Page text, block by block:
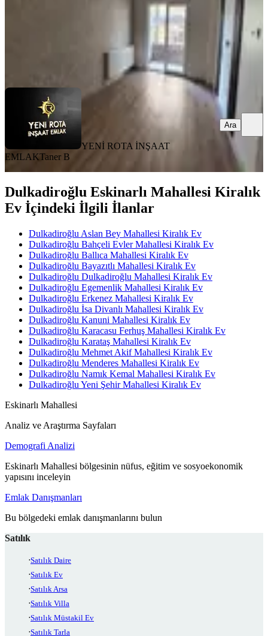
YENİ ROTA İNŞAAT EMLAKTaner B
YENİ ROTA İNŞAAT
EMLAKTaner B
Ara
Dulkadiroğlu Eskinarlı Mahallesi Kiralık
Ev İçindeki İlgili İlanlar
Dulkadiroğlu Aslan Bey Mahallesi Kiralık Ev
Dulkadiroğlu Bahçeli Evler Mahallesi Kiralık Ev
Dulkadiroğlu Ballıca Mahallesi Kiralık Ev
Dulkadiroğlu Bayazıtlı Mahallesi Kiralık Ev
Dulkadiroğlu Dulkadiroğlu Mahallesi Kiralık Ev
Dulkadiroğlu Egemenlik Mahallesi Kiralık Ev
Dulkadiroğlu Erkenez Mahallesi Kiralık Ev
Dulkadiroğlu İsa Divanlı Mahallesi Kiralık Ev
Dulkadiroğlu Kanuni Mahallesi Kiralık Ev
Dulkadiroğlu Karacasu Ferhuş Mahallesi Kiralık Ev
Dulkadiroğlu Karataş Mahallesi Kiralık Ev
Dulkadiroğlu Mehmet Akif Mahallesi Kiralık Ev
Dulkadiroğlu Menderes Mahallesi Kiralık Ev
Dulkadiroğlu Namık Kemal Mahallesi Kiralık Ev
Dulkadiroğlu Yeni Şehir Mahallesi Kiralık Ev
Eskinarlı Mahallesi
Analiz ve Araştırma Sayfaları
Demografi Analizi
Eskinarlı Mahallesi bölgesinin nüfus, eğitim ve sosyoekonomik
yapısını inceleyin
Emlak Danışmanları
Bu bölgedeki emlak danışmanlarını bulun
Satılık
Satılık Daire
Satılık Ev
Satılık Arsa
Satılık Villa
Satılık Müstakil Ev
Satılık Tarla